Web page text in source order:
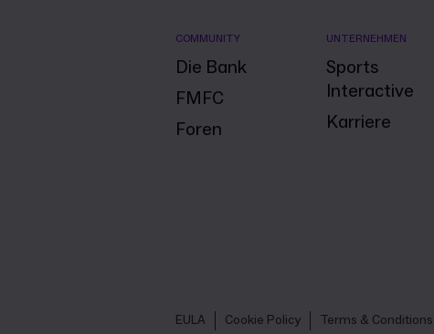
COMMUNITY
Die Bank
FMFC
Foren
UNTERNEHMEN
Sports
Interactive
Karriere
EULA Cookie Policy Terms & Conditions